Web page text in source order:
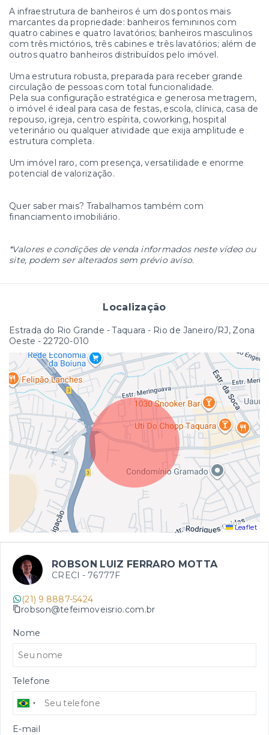
A infraestrutura de banheiros é um dos pontos mais
marcantes da propriedade: banheiros femininos com
quatro cabines e quatro lavatórios; banheiros masculinos
com três mictórios, três cabines e três lavatórios; além de
outros quatro banheiros distribuídos pelo imóvel.
Uma estrutura robusta, preparada para receber grande
circulação de pessoas com total funcionalidade.
Pela sua configuração estratégica e generosa metragem,
o imóvel é ideal para casa de festas, escola, clínica, casa de
repouso, igreja, centro espírita, coworking, hospital
veterinário ou qualquer atividade que exija amplitude e
estrutura completa.
Um imóvel raro, com presença, versatilidade e enorme
potencial de valorização.
Quer saber mais? Trabalhamos também com
financiamento imobiliário.
*Valores e condições de venda informados neste vídeo ou
site, podem ser alterados sem prévio aviso.
Localização
Estrada do Rio Grande - Taquara - Rio de Janeiro/RJ, Zona
Oeste - 22720-010
Leaflet
ROBSON LUIZ FERRARO MOTTA
CRECI - 76777F
(21) 9 8887-5424
robson@tefeimoveisrio.com.br
Nome
Telefone
E-mail